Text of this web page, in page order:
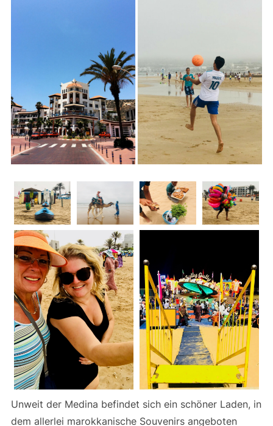
Unweit der Medina befindet sich ein schöner Laden, in
dem allerlei marokkanische Souvenirs angeboten